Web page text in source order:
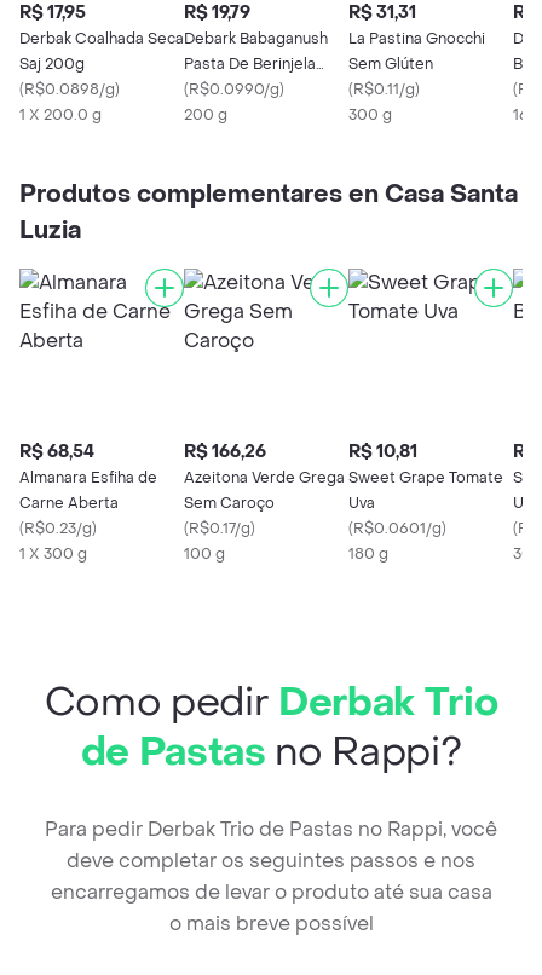
R$ 17,95
Derbak Coalhada Seca
Saj 200g
(R$0.0898/g)
1 X 200.0 g
R$ 19,79
Debark Babaganush
Pasta De Berinjela
Com Tahine
(R$0.0990/g)
200 g
R$ 31,31
La Pastina Gnocchi
Sem Glúten
(R$0.11/g)
300 g
R$
De
(
Produtos complementares en Casa Santa
Luzia
R$ 68,54
Almanara Esfiha de
Carne Aberta
(R$0.23/g)
1 X 300 g
R$ 166,26
Azeitona Verde Grega
Sem Caroço
(R$0.17/g)
100 g
R$ 10,81
Sweet Grape Tomate
Uva
(R$0.0601/g)
180 g
R$
Und
(
30
Como pedir Derbak Trio
de Pastas no Rappi?
Para pedir Derbak Trio de Pastas no Rappi, você
deve completar os seguintes passos e nos
encarregamos de levar o produto até sua casa
o mais breve possível